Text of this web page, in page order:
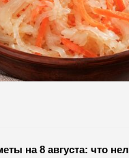
на 8 августа: что